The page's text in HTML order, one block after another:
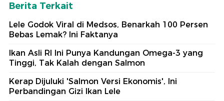
Berita Terkait
Lele Godok Viral di Medsos, Benarkah 100 Persen
Bebas Lemak? Ini Faktanya
Ikan Asli RI Ini Punya Kandungan Omega-3 yang
Tinggi, Tak Kalah dengan Salmon
Kerap Dijuluki 'Salmon Versi Ekonomis', Ini
Perbandingan Gizi Ikan Lele